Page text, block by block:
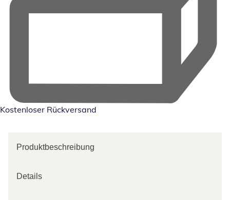
Kostenloser Rückversand
Produktbeschreibung
Details